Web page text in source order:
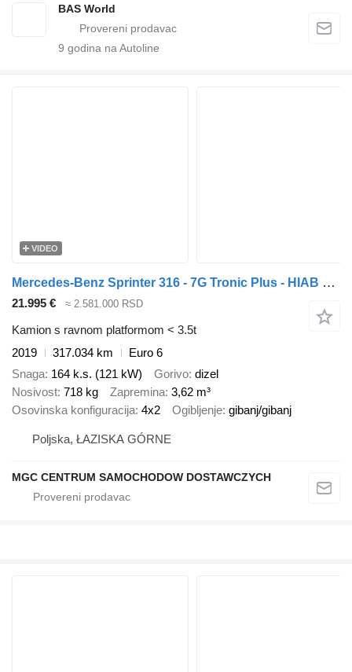
BAS World
9 godina na Autoline
VIDEO
Mercedes-Benz Sprinter 316 - 7G Tronic Plus - HIAB Lift
21.995 € ≈ 2.581.000 RSD
Kamion s ravnom platformom < 3.5t
2019
317.034 km
Euro 6
Snaga 164 k.s. (121 kW) Gorivo dizel
Nosivost 718 kg Zapremina 3,62 m³
Osovinska konfiguracija 4x2 Ogibljenje gibanj/gibanj
Poljska, ŁAZISKA GÓRNE
MGC CENTRUM SAMOCHODOW DOSTAWCZYCH